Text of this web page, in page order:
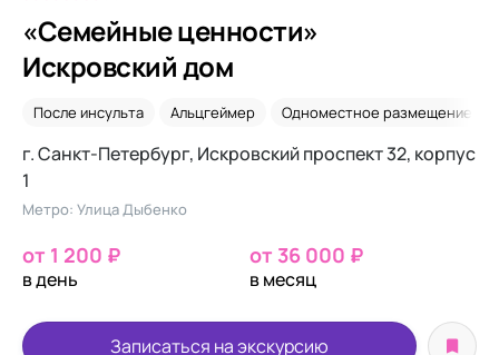
«Семейные ценности»
Искровский дом
После инсульта Альцгеймер Одноместное размещение
г. Санкт-Петербург, Искровский проспект 32, корпус
1
Метро: Улица Дыбенко
от 1 200 ₽
в день
от 36 000 ₽
в месяц
Записаться на экскурсию